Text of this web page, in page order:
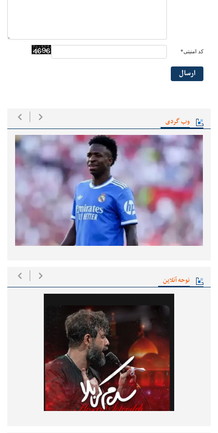
وب گردی
نوحه آنلاین
کد امنیتی*
ارسال